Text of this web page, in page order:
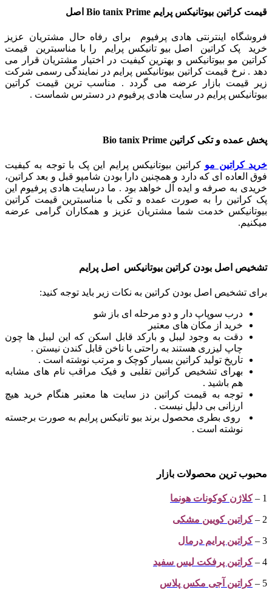
قیمت کراتین بیوتانیکس پرایم Bio tanix Prime اصل
فروشگاه اینترنتی هادی پرفیوم برای رفاه حال مشتریان عزیز
خرید پک کراتین اصل بیو تانیکس پرایم را با مناسبترین قیمت
کراتین مو بیوتانیکس و بهترین کیفیت در اختیار مشتریان قرار می
دهد . نرخ قیمت کراتین بیوتانیکس پرایم در نمایندگی رسمی شرکت
زیر قیمت بازار عرضه می گردد . مناسب ترین قیمت کراتین
بیوتانیکس پرایم در سایت هادی پرفیوم در دسترس شماست .
پخش عمده و تکی کراتین Bio tanix Prime
خرید کراتین مو کراتین بیوتانیکس پرایم این پک با توجه به کیفیت
فوق العاده ای که دارد و همچنین دارا بودن شامپو قبل و بعد کراتین،
خریدی به صرفه و ایده آل خواهد بود . ما درسایت هادی پرفیوم این
پک کراتین را به صورت عمده و تکی با مناسبترین قیمت کراتین
بیوتانیکس خدمت شما مشتریان عزیز و همکاران گرامی عرضه
میکنیم.
تشخیص اصل بودن کراتین بیوتانیکس اصل پرایم
برای تشخیص اصل بودن کراتین به نکات زیر باید توجه کنید:
درب سوپاپ دار و دو مرحله ای باز شو
خرید از مکان های معتبر
دقت به وجود لیبل و بارکد قابل اسکن که این لیبل ها چون
چاپ لیزری هستند به راحتی با ناخن قابل کندن نیستن .
تاریخ تولید کراتین بسیار کوچک و مرتب نوشته است .
بهرای تشخیص کراتین تقلبی و فیک مراقب نام های مشابه
هم باشید .
توجه به قیمت کراتین دز سایت ها معتبر هنگام خرید هیچ
ارزانی بی دلیل نیست .
روی بطری محصول برند بیو تانیکس پرایم به صورت برجسته
نوشته است .
محبوب ترین محصولات بازار
1 – کلاژن کوکونات هونما
2 – کراتین کویین مشکی
3 – کراتین پرایم درمال
4 – کراتین پرفکت لیس سفید
5 – کراتین آجی مکس پلاس